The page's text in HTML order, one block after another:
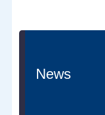
News